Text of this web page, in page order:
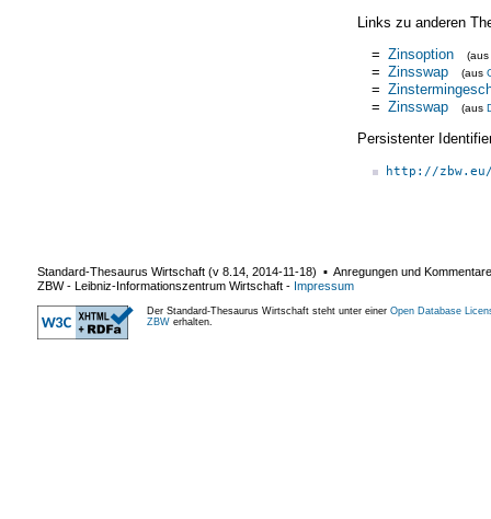
Links zu anderen
= Zinsoption (aus
= Zinsswap (aus
=
= Zinsswap (aus
Persistenter
http://
Standard-Thesaurus Wirtschaft (v 8.14 2014-11-18) ▪ Anregungen und
ZBW - Leibniz-Informationszentrum Wirtschaft - Impressum
Der Standard-Thesaurus Wirtschaft steht unter einer Open Database
ZBW erhalten.